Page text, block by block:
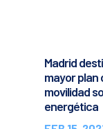
Madrid
mayor plan
movilidad
energética